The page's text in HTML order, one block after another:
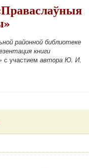
районной библиотеке
книги
с участием автора Ю. И.